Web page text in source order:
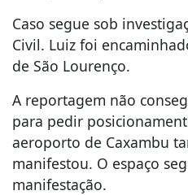
Caso segue sob
Civil. Luiz foi
de São Lourenço.
A reportagem não
para pedir
aeroporto de Caxambu
manifestou. O espaço
manifestação.